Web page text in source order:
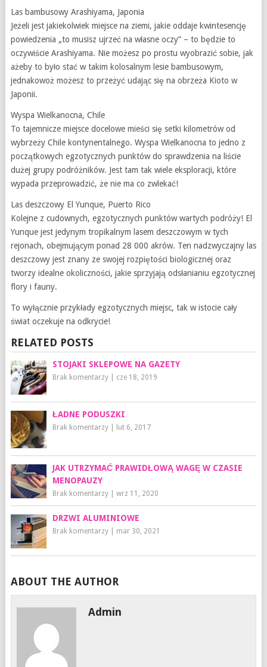
Las bambusowy Arashiyama, Japonia
Jeżeli jest jakiekolwiek miejsce na ziemi, jakie oddaje kwintesencję
powiedzenia „to musisz ujrzeć na własne oczy” – to będzie to
oczywiście Arashiyama. Nie możesz po prostu wyobrazić sobie, jak
ażeby to było stać w takim kolosalnym lesie bambusowym,
jednakowoż możesz to przeżyć udając się na obrzeża Kioto w
Japonii.
Wyspa Wielkanocna, Chile
To tajemnicze miejsce docelowe mieści się setki kilometrów od
wybrzeży Chile kontynentalnego. Wyspa Wielkanocna to jedno z
początkowych egzotycznych punktów do sprawdzenia na liście
dużej grupy podróżników. Jest tam tak wiele eksploracji, które
wypada przeprowadzić, że nie ma co zwlekać!
Las deszczowy El Yunque, Puerto Rico
Kolejne z cudownych, egzotycznych punktów wartych podróży! El
Yunque jest jedynym tropikalnym lasem deszczowym w tych
rejonach, obejmującym ponad 28 000 akrów. Ten nadzwyczajny las
deszczowy jest znany ze swojej rozpiętości biologicznej oraz
tworzy idealne okoliczności, jakie sprzyjają odsłanianiu egzotycznej
flory i fauny.
To wyłącznie przykłady egzotycznych miejsc, tak w istocie cały
świat oczekuje na odkrycie!
RELATED POSTS
STOJAKI SKLEPOWE NA GAZETY
Brak komentarzy| cze 18, 2019
ŁADNE PODUSZKI
Brak komentarzy| lut 6, 2017
JAK UTRZYMAĆ PRAWIDŁOWĄ WAGĘ W CZASIE
MENOPAUZY
Brak komentarzy| wrz 11, 2020
DRZWI ALUMINIOWE
Brak komentarzy| mar 30, 2021
ABOUT THE AUTHOR
Admin